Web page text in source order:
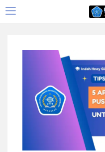
Enter your username and